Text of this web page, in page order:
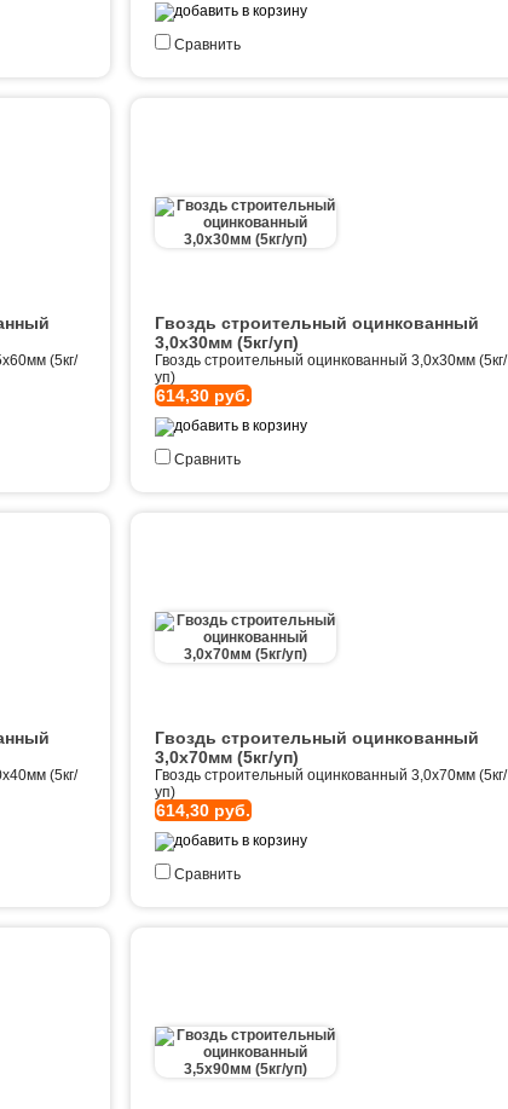
Сравнить
(5кг/
Гвоздь строительный оцинкованный
3,0х30мм (5кг/уп)
Гвоздь строительный оцинкованный 3,0х30мм (5кг/
уп)
614,30 руб.
Сравнить
(5кг/
Гвоздь строительный оцинкованный
3,0х70мм (5кг/уп)
Гвоздь строительный оцинкованный 3,0х70мм (5кг/
уп)
614,30 руб.
Сравнить